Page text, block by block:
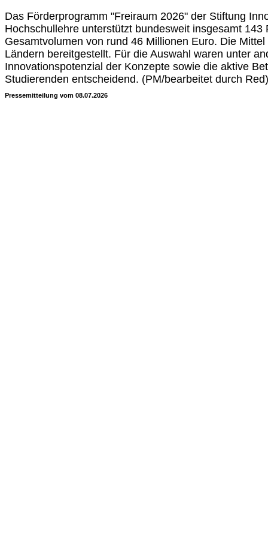
Das Förderprogramm "Freiraum 2026" der Stiftung
Hochschullehre unterstützt bundesweit insgesamt 143
Gesamtvolumen von rund 46 Millionen Euro. Die
Ländern bereitgestellt. Für die Auswahl waren unter
Innovationspotenzial der Konzepte sowie die aktive
Studierenden entscheidend. (PM/bearbeitet durch Red)
Pressemitteilung vom 08.07.2026